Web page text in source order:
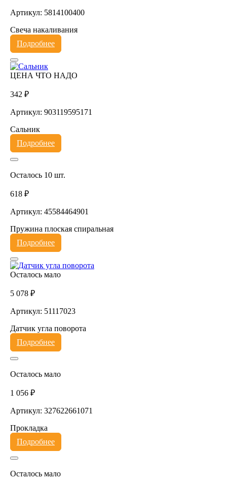
Артикул: 5814100400
Свеча накаливания
Подробнее
ЦЕНА ЧТО НАДО
342 ₽
Артикул: 903119595171
Сальник
Подробнее
Осталось 10 шт.
618 ₽
Артикул: 45584464901
Пружина плоская спиральная
Подробнее
Осталось мало
5 078 ₽
Артикул: 51117023
Датчик угла поворота
Подробнее
Осталось мало
1 056 ₽
Артикул: 327622661071
Прокладка
Подробнее
Осталось мало